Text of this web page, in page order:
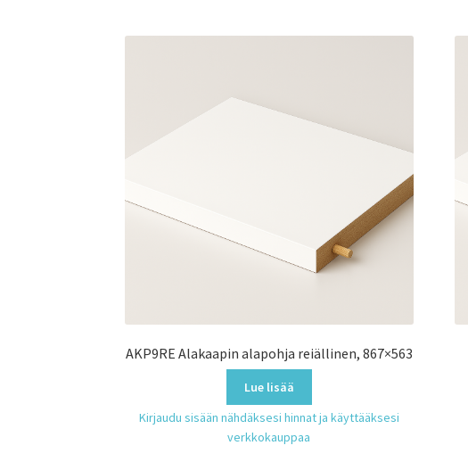
AKP9RE Alakaapin alapohja reiällinen, 867×563
Lue lisää
Kirjaudu sisään nähdäksesi hinnat ja käyttääksesi
verkkokauppaa